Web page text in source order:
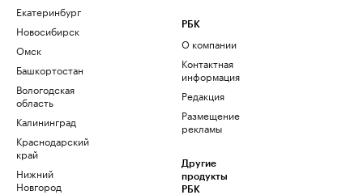
Екатеринбург
Новосибирск
Омск
Башкортостан
Вологодская
область
Калининград
Краснодарский
край
Нижний
Новгород
РБК
О компании
Контактная
информация
Редакция
Размещение
рекламы
Другие
продукты
РБК